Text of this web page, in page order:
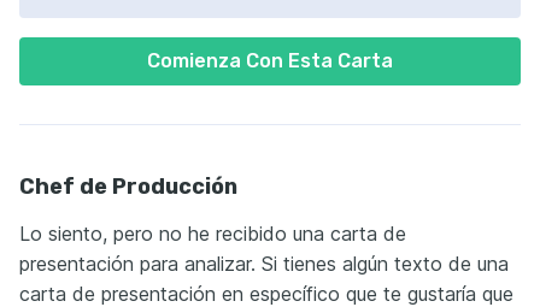
Comienza Con Esta Carta
Chef de Producción
Lo siento, pero no he recibido una carta de
presentación para analizar. Si tienes algún texto de una
carta de presentación en específico que te gustaría que